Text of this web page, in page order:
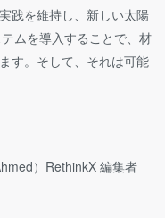
践を維持し、新しい太陽
ムを導入することで、材
す。そして、それは可能
）RethinkX 編集者